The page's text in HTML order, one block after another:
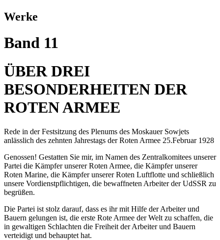
Werke
Band 11
ÜBER DREI
BESONDERHEITEN DER
ROTEN ARMEE
Rede in der Festsitzung des Plenums des Moskauer Sowjets
anlässlich des zehnten Jahrestags der Roten Armee 25.Februar 1928
Genossen! Gestatten Sie mir, im Namen des Zentralkomitees unserer
Partei die Kämpfer unserer Roten Armee, die Kämpfer unserer
Roten Marine, die Kämpfer unserer Roten Luftflotte und schließlich
unsere Vordienstpflichtigen, die bewaffneten Arbeiter der UdSSR zu
begrüßen.
Die Partei ist stolz darauf, dass es ihr mit Hilfe der Arbeiter und
Bauern gelungen ist, die erste Rote Armee der Welt zu schaffen, die
in gewaltigen Schlachten die Freiheit der Arbeiter und Bauern
verteidigt und behauptet hat.